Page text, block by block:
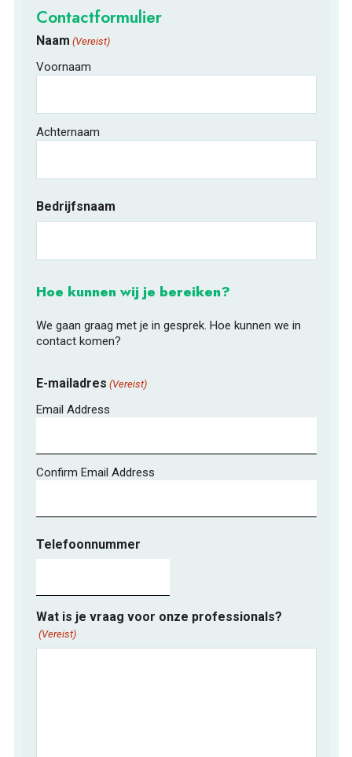
Contactformulier
Naam (Vereist)
Voornaam
Achternaam
Bedrijfsnaam
Hoe kunnen wij je bereiken?
We gaan graag met je in gesprek. Hoe kunnen we in
contact komen?
E-mailadres (Vereist)
Email Address
Confirm Email Address
Telefoonnummer
Wat is je vraag voor onze professionals?
(Vereist)